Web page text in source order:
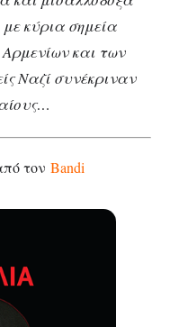
κύρια σημεία
και των
Ναζί συνέκριναν
τον Bandi